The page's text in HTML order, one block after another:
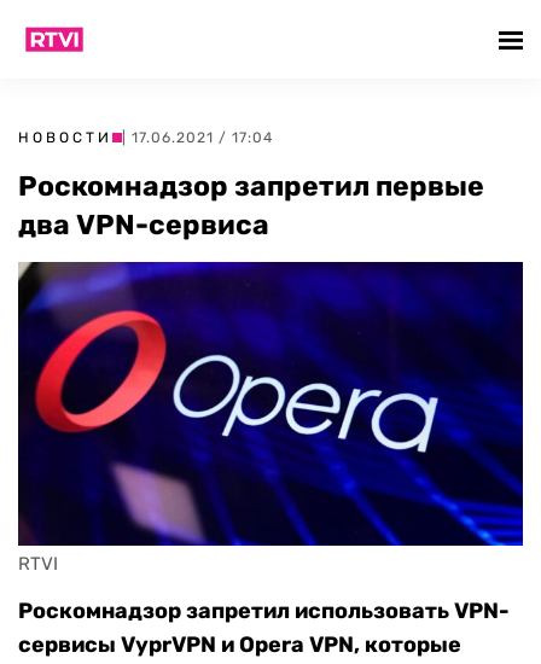
НОВОСТИ | 17.06.2021 / 17:04
Роскомнадзор запретил первые
два VPN-сервиса
RTVI
Роскомнадзор запретил использовать VPN-
сервисы VyprVPN и Opera VPN, которые